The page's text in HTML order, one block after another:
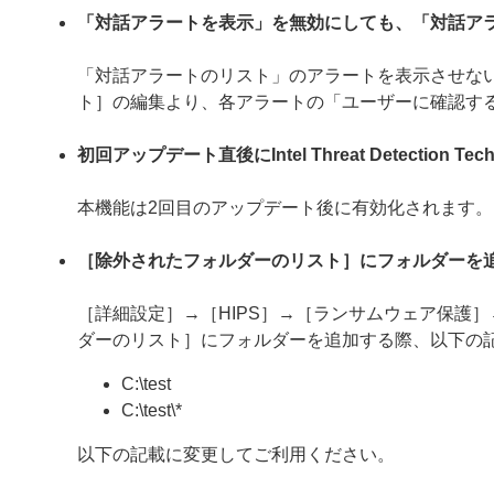
「対話アラートを表示」を無効にしても、「対話
「対話アラートのリスト」のアラートを表示させ
ト］の編集より、各アラートの「ユーザーに確認
初回アップデート直後にIntel Threat Detection
本機能は2回目のアップデート後に有効化されます。
［除外されたフォルダーのリスト］にフォルダー
［詳細設定］→［HIPS］→［ランサムウェア保護
ダーのリスト］にフォルダーを追加する際、以下の
C:\test
C:\test\*
以下の記載に変更してご利用ください。